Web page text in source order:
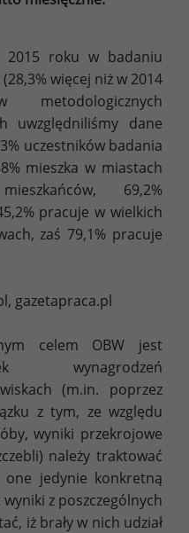
2015 roku w badaniu
więcej niż w 2014
uwzględniliśmy dane
uczestników badania
mieszka w miastach
69,2%
pracuje w wielkich
zaś 79,1% pracuje
gazetapraca.pl
celem OBW jest
wynagrodzeń
(m.in. poprzez
z tym, ze względu
wyniki przekrojowe
należy traktować
jedynie konkretną
z poszczególnych
iż brały w nich udział